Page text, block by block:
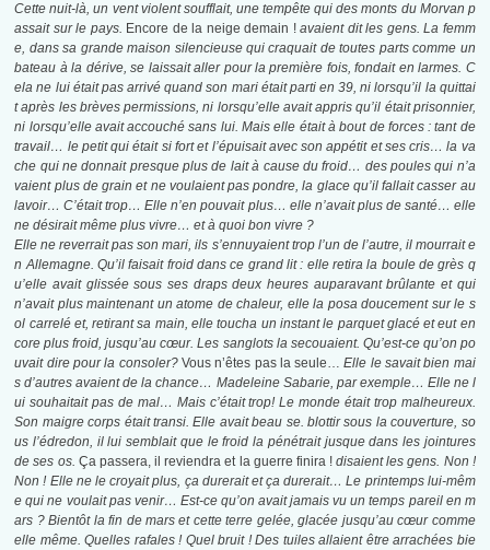
Cette nuit-là, un vent violent soufflait, une tempête qui des monts du Morvan p
assait sur le pays. Encore de la neige demain !avaient dit les gens. La femm
e, dans sa grande maison silencieuse qui craquait de toutes parts comme un
bateau à la dérive, se laissait aller pour la première fois, fondait en larmes. C
ela ne lui était pas arrivé quand son mari était parti en 39, ni lorsqu’il la quittai
t après les brèves permissions, ni lorsqu’elle avait appris qu’il était prisonnier,
ni lorsqu’elle avait accouché sans lui. Mais elle était à bout de forces : tant de
travail… le petit qui était si fort et l’épuisait avec son appétit et ses cris… la va
che qui ne donnait presque plus de lait à cause du froid… des poules qui n’a
vaient plus de grain et ne voulaient pas pondre, la glace qu’il fallait casser au
lavoir… C’était trop… Elle n’en pouvait plus… elle n’avait plus de santé… elle
ne désirait même plus vivre… et à quoi bon vivre ?
Elle ne reverrait pas son mari, ils s’ennuyaient trop l’un de l’autre, il mourrait e
n Allemagne. Qu’il faisait froid dans ce grand lit : elle retira la boule de grès q
u’elle avait glissée sous ses draps deux heures auparavant brûlante et qui
n’avait plus maintenant un atome de chaleur, elle la posa doucement sur le s
ol carrelé et, reti­rant sa main, elle toucha un instant le parquet glacé et eut en
core plus froid, jusqu’au cœur. Les sanglots la secouaient. Qu’est-ce qu’on po
uvait dire pour la consoler? Vous n’êtes pas la seule… Elle le savait bien mai
s d’autres avaient de la chance… Madeleine Sabarie, par exemple… Elle ne l
ui souhaitait pas de mal… Mais c’était trop! Le monde était trop malheureux.
Son maigre corps était transi. Elle avait beau se. blottir sous la couverture, so
us l’édredon, il lui semblait que le froid la pénétrait jusque dans les jointures
de ses os. Ça passera, il reviendra et la guerre finira !disaient les gens. Non !
Non ! Elle ne le croyait plus, ça durerait et ça durerait… Le printemps lui-mêm
e qui ne voulait pas venir… Est-ce qu’on avait jamais vu un temps pareil en m
ars ? Bientôt la fin de mars et cette terre gelée, glacée jusqu’au cœur comme
elle­ même. Quelles rafales ! Quel bruit ! Des tuiles allaient être arrachées bie